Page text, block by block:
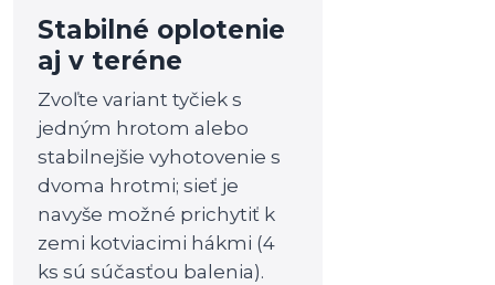
Stabilné oplotenie
aj v teréne
Zvoľte variant tyčiek s
jedným hrotom alebo
stabilnejšie vyhotovenie s
dvoma hrotmi; sieť je
navyše možné prichytiť k
zemi kotviacimi hákmi (4
ks sú súčasťou balenia).